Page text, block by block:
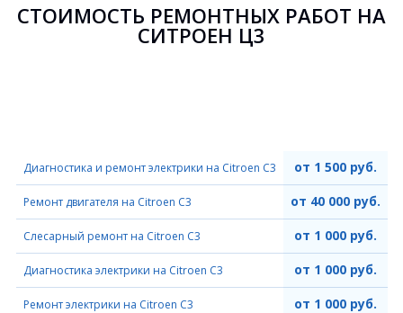
СТОИМОСТЬ РЕМОНТНЫХ РАБОТ НА
СИТРОЕН Ц3
Диагностика и ремонт электрики на Citroen C3 от 1 500 руб.
Ремонт двигателя на Citroen C3 от 40 000 руб.
Слесарный ремонт на Citroen C3 от 1 000 руб.
Диагностика электрики на Citroen C3 от 1 000 руб.
Ремонт электрики на Citroen C3 от 1 000 руб.